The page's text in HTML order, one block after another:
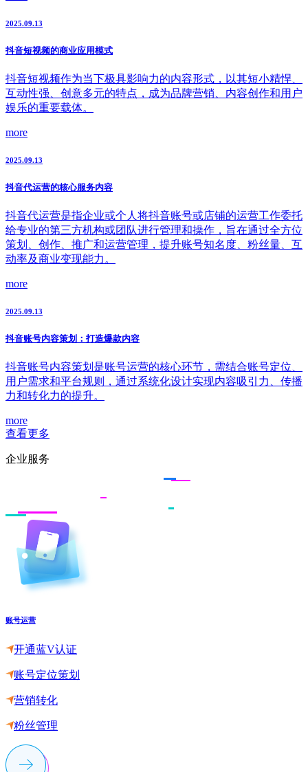
2025.09.13
抖音短视频的商业应用模式
抖音短视频作为当下极具影响力的内容形式，以其短小精悍、
互动性强、创意多元的特点，成为品牌营销、内容创作和用户
娱乐的重要载体。
more
2025.09.13
抖音代运营的核心服务内容
抖音代运营是指企业或个人将抖音账号或店铺的运营工作委托
给专业的第三方机构或团队进行管理和操作，旨在通过全方位
策划、创作、推广和运营管理，提升账号知名度、粉丝量、互
动率及商业变现能力。
more
2025.09.13
抖音账号内容策划：打造爆款内容
抖音账号内容策划是账号运营的核心环节，需结合账号定位、
用户需求和平台规则，通过系统化设计实现内容吸引力、传播
力和转化力的提升。
more
查看更多
企业服务
账号运营
开通蓝V认证
账号定位策划
营销转化
粉丝管理